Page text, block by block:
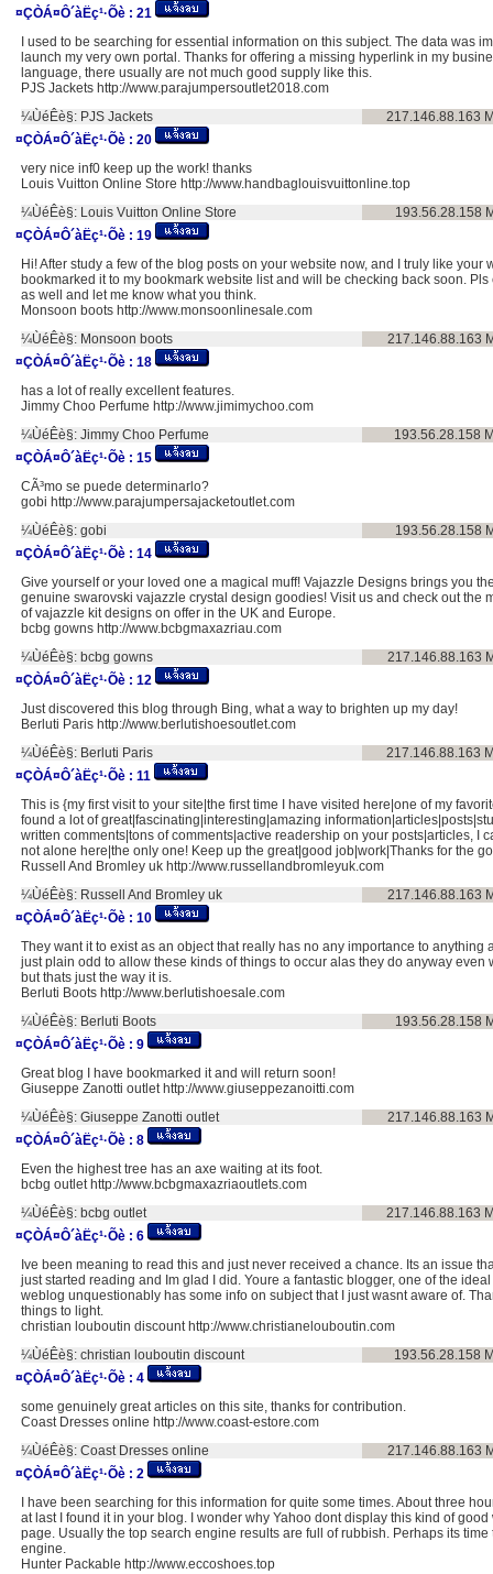
¤ÇÒÁ¤Ô´àËç¹·Õè : 21
I used to be searching for essential information on this subject. The data was
launch my very own portal. Thanks for offering a missing hyperlink in my
language, there usually are not much good supply like this.
PJS Jackets http://www.parajumpersoutlet2018.com
¼ÙéÊè§: PJS Jackets 217.146.88.163
¤ÇÒÁ¤Ô´àËç¹·Õè : 20
very nice inf0 keep up the work! thanks
Louis Vuitton Online Store http://www.handbaglouisvuittonline.top
¼ÙéÊè§: Louis Vuitton Online Store 193.56.28.158
¤ÇÒÁ¤Ô´àËç¹·Õè : 19
Hi! After study a few of the blog posts on your website now, and I truly like your
bookmarked it to my bookmark website list and will be checking back soon.
as well and let me know what you think.
Monsoon boots http://www.monsoonlinesale.com
¼ÙéÊè§: Monsoon boots 217.146.88.163
¤ÇÒÁ¤Ô´àËç¹·Õè : 18
has a lot of really excellent features.
Jimmy Choo Perfume http://www.jimimychoo.com
¼ÙéÊè§: Jimmy Choo Perfume 193.56.28.158
¤ÇÒÁ¤Ô´àËç¹·Õè : 15
CÃ³mo se puede determinarlo?
gobi http://www.parajumpersajacketoutlet.com
¼ÙéÊè§: gobi 193.56.28.158
¤ÇÒÁ¤Ô´àËç¹·Õè : 14
Give yourself or your loved one a magical muff! Vajazzle Designs brings you
genuine swarovski vajazzle crystal design goodies! Visit us and check out the
of vajazzle kit designs on offer in the UK and Europe.
bcbg gowns http://www.bcbgmaxazriau.com
¼ÙéÊè§: bcbg gowns 217.146.88.163
¤ÇÒÁ¤Ô´àËç¹·Õè : 12
Just discovered this blog through Bing, what a way to brighten up my day!
Berluti Paris http://www.berlutishoesoutlet.com
¼ÙéÊè§: Berluti Paris 217.146.88.163
¤ÇÒÁ¤Ô´àËç¹·Õè : 11
This is {my first visit to your site|the first time I have visited here|one of my
found a lot of great|fascinating|interesting|amazing
written comments|tons of comments|active readership on your posts|articles, I
not alone here|the only one! Keep up the great|good job|work|Thanks for the
Russell And Bromley uk http://www.russellandbromleyuk.com
¼ÙéÊè§: Russell And Bromley uk 217.146.88.163
¤ÇÒÁ¤Ô´àËç¹·Õè : 10
They want it to exist as an object that really has no any importance to anything
just plain odd to allow these kinds of things to occur alas they do anyway even
but thats just the way it is.
Berluti Boots http://www.berlutishoesale.com
¼ÙéÊè§: Berluti Boots 193.56.28.158
¤ÇÒÁ¤Ô´àËç¹·Õè : 9
Great blog I have bookmarked it and will return soon!
Giuseppe Zanotti outlet http://www.giuseppezanoitti.com
¼ÙéÊè§: Giuseppe Zanotti outlet 217.146.88.163
¤ÇÒÁ¤Ô´àËç¹·Õè : 8
Even the highest tree has an axe waiting at its foot.
bcbg outlet http://www.bcbgmaxazriaoutlets.com
¼ÙéÊè§: bcbg outlet 217.146.88.163
¤ÇÒÁ¤Ô´àËç¹·Õè : 6
Ive been meaning to read this and just never received a chance. Its an issue
just started reading and Im glad I did. Youre a fantastic blogger, one of the
weblog unquestionably has some info on subject that I just wasnt aware of.
things to light.
christian louboutin discount http://www.christianelouboutin.com
¼ÙéÊè§: christian louboutin discount 193.56.28.158
¤ÇÒÁ¤Ô´àËç¹·Õè : 4
some genuinely great articles on this site, thanks for contribution.
Coast Dresses online http://www.coast-estore.com
¼ÙéÊè§: Coast Dresses online 217.146.88.163
¤ÇÒÁ¤Ô´àËç¹·Õè : 2
I have been searching for this information for quite some times. About three
at last I found it in your blog. I wonder why Yahoo dont display this kind of
page. Usually the top search engine results are full of rubbish. Perhaps its
engine.
Hunter Packable http://www.eccoshoes.top